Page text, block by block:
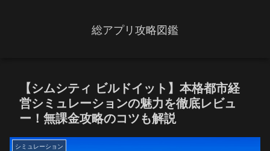
総アプリ攻略図鑑
【シムシティ ビルドイット】本格都市経
営シミュレーションの魅力を徹底レビュ
ー！無課金攻略のコツも解説
シミュレーション